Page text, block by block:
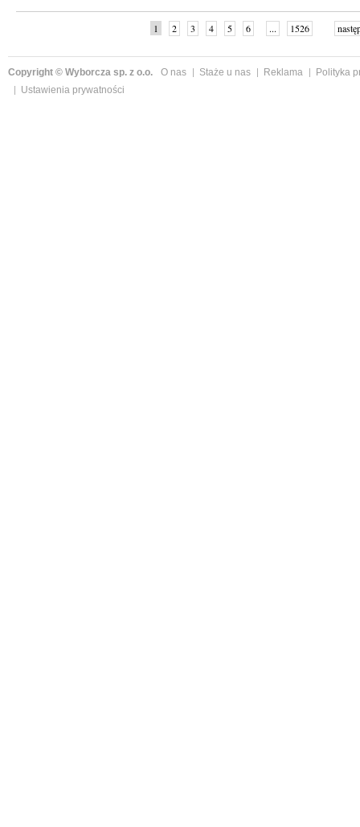
1 2 3 4 5 6 ... 1526
Copyright © Wyborcza sp. z o.o. O nas Staże u nas Reklama
Polityka
Ustawienia prywatności